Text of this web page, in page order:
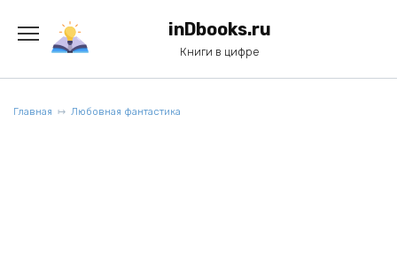
содержанию
inDbooks.ru
Книги в цифре
Главная Любовная фантастика